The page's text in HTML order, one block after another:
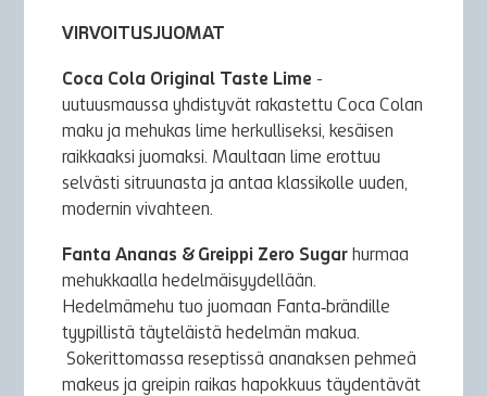
VIRVOITUSJUOMAT
Coca Cola Original Taste Lime -
uutuusmaussa yhdistyvät rakastettu Coca Colan
maku ja mehukas lime herkulliseksi, kesäisen
raikkaaksi juomaksi. Maultaan lime erottuu
selvästi sitruunasta ja antaa klassikolle uuden,
modernin vivahteen.
Fanta Ananas & Greippi Zero Sugar hurmaa
mehukkaalla hedelmäisyydellään.
Hedelmämehu tuo juomaan Fanta‑brändille
tyypillistä täyteläistä hedelmän makua.
Sokerittomassa reseptissä ananaksen pehmeä
makeus ja greipin raikas hapokkuus täydentävät